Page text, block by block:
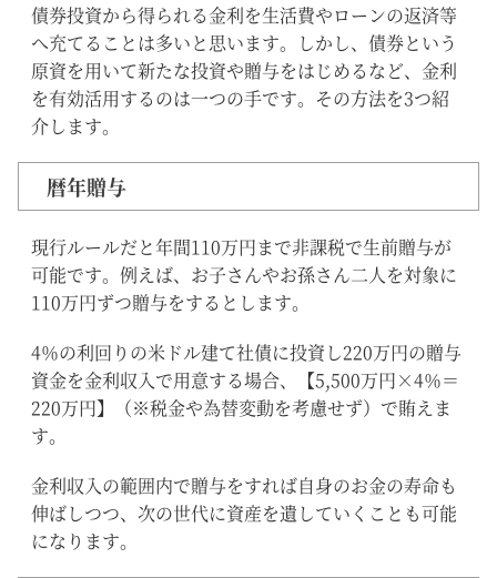
債券投資から得られる金利を生活費やローンの返済等
へ充てることは多いと思います。しかし、債券という
原資を用いて新たな投資や贈与をはじめるなど、金利
を有効活用するのは一つの手です。その方法を3つ紹
介します。
暦年贈与
現行ルールだと年間110万円まで非課税で生前贈与が
可能です。例えば、お子さんやお孫さん二人を対象に
110万円ずつ贈与をするとします。
4％の利回りの米ドル建て社債に投資し220万円の贈与
資金を金利収入で用意する場合、【5,500万円×4％＝
220万円】（※税金や為替変動を考慮せず）で賄えま
す。
金利収入の範囲内で贈与をすれば自身のお金の寿命も
伸ばしつつ、次の世代に資産を遺していくことも可能
になります。